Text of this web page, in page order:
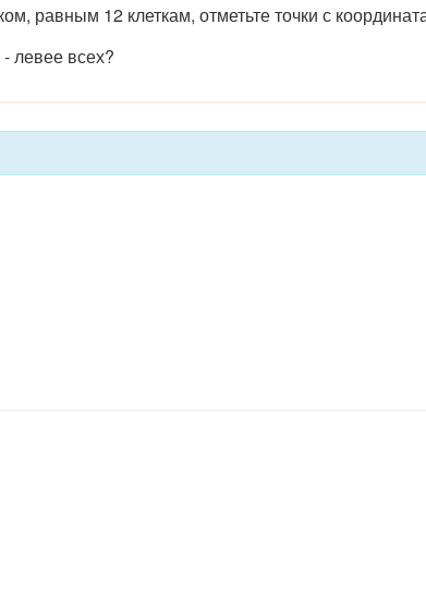
равным 12 клеткам, отметьте точки с
левее всех?